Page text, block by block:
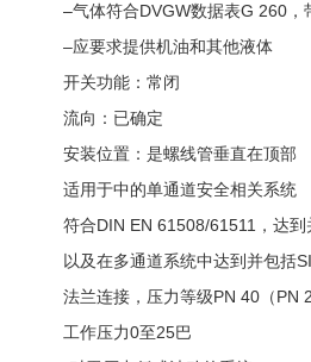
–气体符合DVGW数据表G 260，
–应要求提供机油和其他液体
开关功能：常闭
流向：已确定
安装位置：是螺线管垂直在顶部
适用于中的单通道安全相关系统
符合DIN EN 61508/61511，达到
以及在多通道系统中达到并包括
法兰连接，压力等级PN 40（PN
工作压力0至25巴